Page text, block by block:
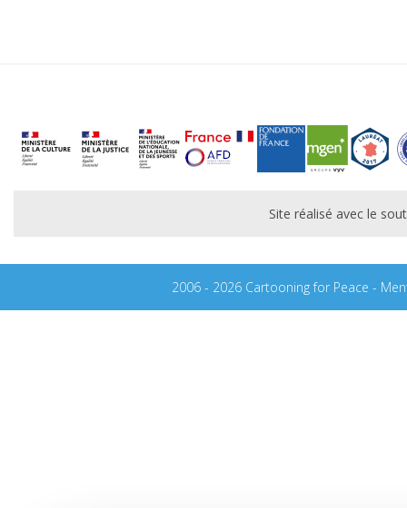
Site réalisé avec le
2006 - 2026 Cartooning for Peace -